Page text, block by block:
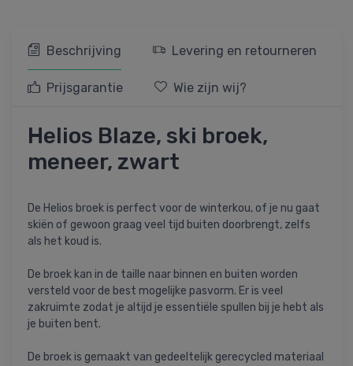
Beschrijving Levering en retourneren
Prijsgarantie Wie zijn wij?
Helios Blaze, ski broek,
meneer, zwart
De Helios broek is perfect voor de winterkou, of je nu gaat
skiën of gewoon graag veel tijd buiten doorbrengt, zelfs
als het koud is.
De broek kan in de taille naar binnen en buiten worden
versteld voor de best mogelijke pasvorm. Er is veel
zakruimte zodat je altijd je essentiële spullen bij je hebt als
je buiten bent.
De broek is gemaakt van gedeeltelijk gerecycled materiaal